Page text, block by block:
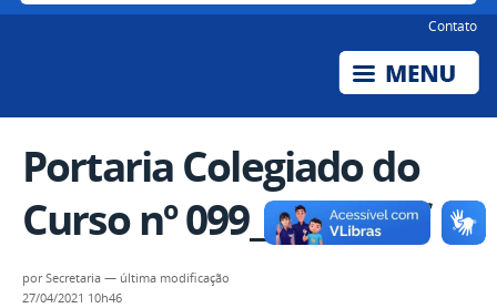
Contato
Portaria Colegiado do
Curso nº 099_ 2020.pdf
porSecretaria — última modificação
27/04/2021 10h46